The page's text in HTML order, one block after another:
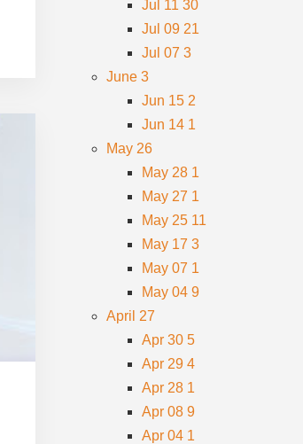
Jul 1130
Jul 09 21
Jul 073
June3
Jun 15 2
Jun 14 1
May 26
May 28 1
May 27 1
May 25 11
May 173
May 07 1
May 049
April 27
Apr 305
Apr 294
Apr 28 1
Apr 089
Apr 04 1